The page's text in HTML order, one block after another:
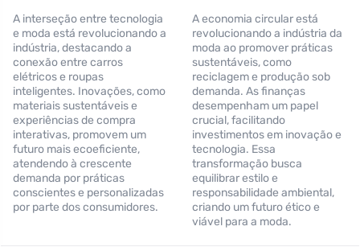
A interseção entre tecnologia
e moda está revolucionando a
indústria, destacando a
conexão entre carros
elétricos e roupas
inteligentes. Inovações, como
materiais sustentáveis e
experiências de compra
interativas, promovem um
futuro mais ecoeficiente,
atendendo à crescente
demanda por práticas
conscientes e personalizadas
por parte dos consumidores.
A economia circular está
revolucionando a indústria da
moda ao promover práticas
sustentáveis, como
reciclagem e produção sob
demanda. As finanças
desempenham um papel
crucial, facilitando
investimentos em inovação e
tecnologia. Essa
transformação busca
equilibrar estilo e
responsabilidade ambiental,
criando um futuro ético e
viável para a moda.